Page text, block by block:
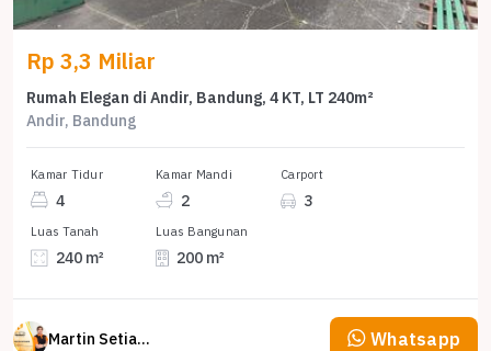
Rp 3,3 Miliar
Rumah Elegan di Andir, Bandung, 4 KT, LT 240m²
Andir, Bandung
Kamar Tidur
4
Kamar Mandi
2
Carport
3
Luas Tanah
240 m²
Luas Bangunan
200 m²
Martin Setiawan Tjandra Whatsapp